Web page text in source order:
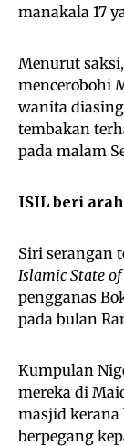
manakala 17
Menurut
mencerobohi
wanita
tembakan
pada malam
ISIL beri
Siri serangan
Islamic State
pengganas
pada bulan
Kumpulan
mereka di
masjid
berpegang